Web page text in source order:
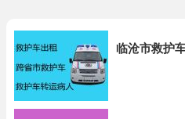
临沧市救护